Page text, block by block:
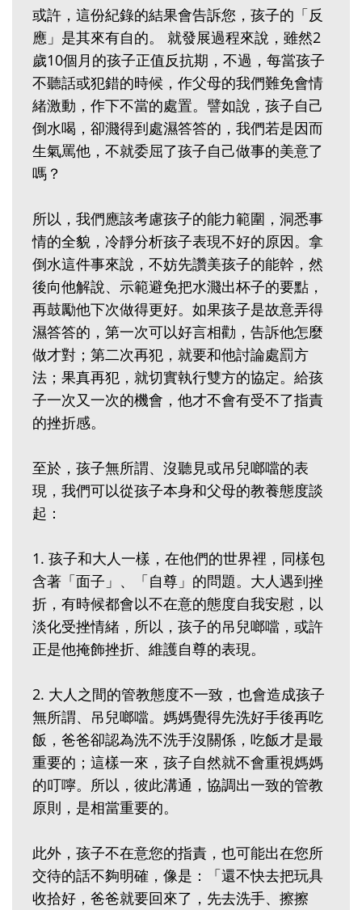
或許，這份紀錄的結果會告訴您，孩子的「反
應」是其來有自的。 就發展過程來說，雖然2
歲10個月的孩子正值反抗期，不過，每當孩子
不聽話或犯錯的時候，作父母的我們難免會情
緒激動，作下不當的處置。譬如說，孩子自己
倒水喝，卻濺得到處濕答答的，我們若是因而
生氣罵他，不就委屈了孩子自己做事的美意了
嗎？
所以，我們應該考慮孩子的能力範圍，洞悉事
情的全貌，冷靜分析孩子表現不好的原因。拿
倒水這件事來說，不妨先讚美孩子的能幹，然
後向他解說、示範避免把水濺出杯子的要點，
再鼓勵他下次做得更好。如果孩子是故意弄得
濕答答的，第一次可以好言相勸，告訴他怎麼
做才對；第二次再犯，就要和他討論處罰方
法；果真再犯，就切實執行雙方的協定。給孩
子一次又一次的機會，他才不會有受不了指責
的挫折感。
至於，孩子無所謂、沒聽見或吊兒啷噹的表
現，我們可以從孩子本身和父母的教養態度談
起：
1. 孩子和大人一樣，在他們的世界裡，同樣包
含著「面子」、「自尊」的問題。大人遇到挫
折，有時候都會以不在意的態度自我安慰，以
淡化受挫情緒，所以，孩子的吊兒啷噹，或許
正是他掩飾挫折、維護自尊的表現。
2. 大人之間的管教態度不一致，也會造成孩子
無所謂、吊兒啷噹。媽媽覺得先洗好手後再吃
飯，爸爸卻認為洗不洗手沒關係，吃飯才是最
重要的；這樣一來，孩子自然就不會重視媽媽
的叮嚀。所以，彼此溝通，協調出一致的管教
原則，是相當重要的。
此外，孩子不在意您的指責，也可能出在您所
交待的話不夠明確，像是：「還不快去把玩具
收拾好，爸爸就要回來了，先去洗手、擦擦